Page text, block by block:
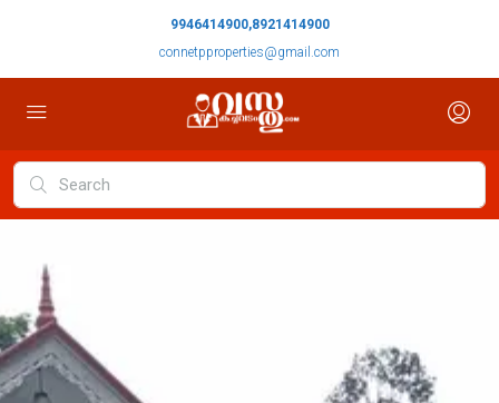
9946414900,8921414900
connetpproperties@gmail.com